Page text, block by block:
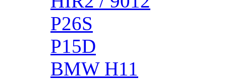
P26S
P15D
BMW H11